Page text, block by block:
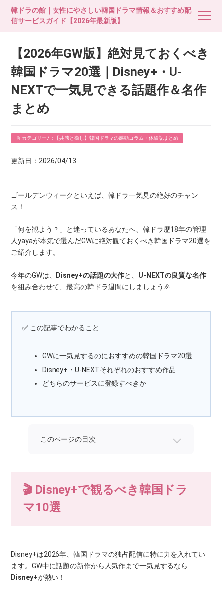
韓ドラの館｜女性にやさしい韓国ドラマ情報＆おすすめ配
信サービスガイド【2026年最新版】
【2026年GW版】絶対見ておくべき
韓国ドラマ20選｜Disney+・U-
NEXTで一気見できる話題作＆名作
まとめ
📓 カテゴリー7：【共感と癒し】韓国ドラマの感動コラム・体験記まとめ
更新日：2026/04/13
ゴールデンウィークといえば、韓ドラ一気見の絶好のチャン
ス！
「何を観よう？」と迷っているあなたへ、韓ドラ歴18年の管理
人yayaが本気で選んだGWに絶対観ておくべき韓国ドラマ20選を
ご紹介します。
今年のGWは、 Disney+の話題の大作と、 U-NEXTの良質な名作
を組み合わせて、最高の韓ドラ週間にしましょう🎉
✅ この記事でわかること
GWに一気見するのにおすすめの韓国ドラマ20選
Disney+・U-NEXTそれぞれのおすすめ作品
どちらのサービスに登録すべきか
このページの目次
🎬 Disney+で観るべき韓国ドラ
マ10選
Disney+は2026年、韓国ドラマの独占配信に特に力を入れてい
ます。GW中に話題の新作から人気作まで一気見するなら
Disney+が熱い！